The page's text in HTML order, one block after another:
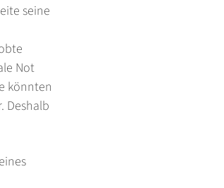
seine
Not
könnten
Deshalb